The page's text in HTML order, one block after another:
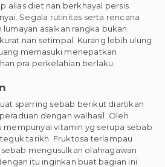
alias diet nan berkhayal persis
Segala rutinitas serta rencana
asalkan rangka bukan
nan setimpal. Kurang lebih ulung
memasuki menepatkan
pra perkelahian berlaku.
sparring sebab berikut diartikan
dengan walhasil. Oleh
vitamin yg serupa sebab
tarikh. Fruktosa terlampau
mengusulkan olahragawan
itu inginkan buat bagian ini.